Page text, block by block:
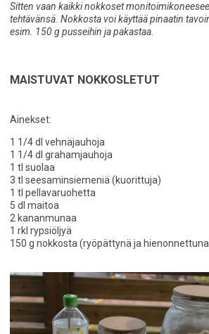
Sitten vaan kaikki nokkoset
tehtävänsä. Nokkosta voi käyttää pinaatin
esim. 150 g pusseihin ja pakastaa.
MAISTUVAT NOKKOSLETUT
Ainekset:
1 1/4 dl vehnäjauhoja
1 1/4 dl grahamjauhoja
1 tl suolaa
3 tl seesaminsiemeniä (kuorittuja)
1 tl pellavaruohetta
5 dl maitoa
2 kananmunaa
1 rkl rypsiöljyä
150 g nokkosta (ryöpättynä ja